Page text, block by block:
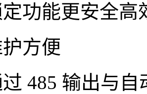
功能更安全高
方便
485 输出与